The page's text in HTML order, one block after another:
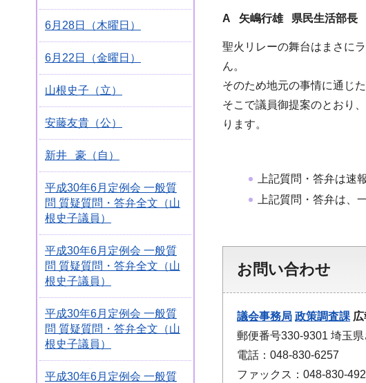
6月28日（木曜日）
6月22日（金曜日）
山根史子（立）
安藤友貴（公）
新井 豪（自）
平成30年6月定例会 一般質
問 質疑質問・答弁全文（山
根史子議員）
平成30年6月定例会 一般質
問 質疑質問・答弁全文（山
根史子議員）
平成30年6月定例会 一般質
問 質疑質問・答弁全文（山
根史子議員）
平成30年6月定例会 一般質
A 矢嶋行雄 県民生活部長
聖火リレーの舞台はまさに
ん。
そのため地元の事情に通じ
そこで議員御提案のとおり
ります。
上記質問・答弁は速
上記質問・答弁は、
お問い合わせ
議会事務局 政策調査課
郵便番号330-9301 埼玉
電話：048-830-6257
ファックス：048-830-